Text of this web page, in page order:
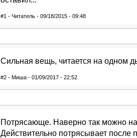
#1 - Читатель - 09/18/2015 - 09:48
Сильная вещь, читается на одном
#2 - Миша - 01/09/2017 - 22:52
Потрясающе. Наверно так можно
Действительно потрясывает после